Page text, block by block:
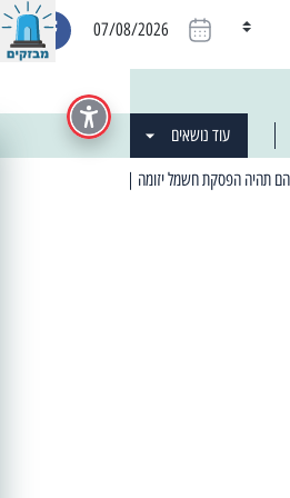
07/08/2026
עוד נושאים
| 06:19 25/03/2024 "מה חדש בעיר": המדור שבו תתעדכנו על כל מה ש... חדש